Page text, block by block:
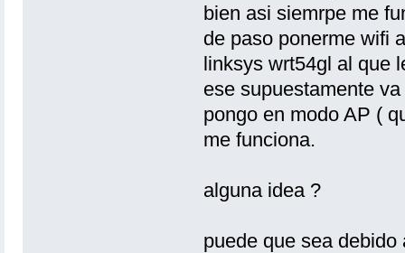
bien asi siemrpe me
de paso ponerme wifi
linksys wrt54gl al que
ese supuestamente
pongo en modo AP (
me funciona.
alguna idea ?
puede que sea